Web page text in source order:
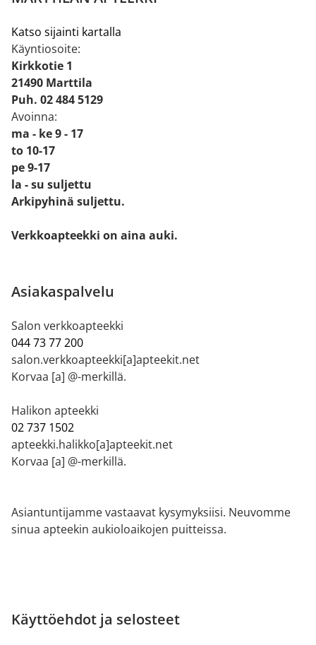
Katso sijainti kartalla
Käyntiosoite:
Kirkkotie 1
21490 Marttila
Puh. 02 484 5129
Avoinna:
ma - ke 9 - 17
to 10-17
pe 9-17
la - su suljettu
Arkipyhinä suljettu.
Verkkoapteekki on aina auki.
Asiakaspalvelu
Salon verkkoapteekki
044 73 77 200
salon.verkkoapteekki[a]apteekit.net
Korvaa [a] @-merkillä.
Halikon apteekki
02 737 1502
apteekki.halikko[a]apteekit.net
Korvaa [a] @-merkillä.
Asiantuntijamme vastaavat kysymyksiisi. Neuvomme
sinua apteekin aukioloaikojen puitteissa.
Käyttöehdot ja selosteet